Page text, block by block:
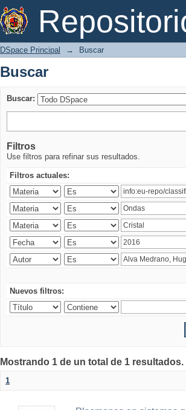
Buscar
DSpace Principal → Buscar
Buscar
Buscar:
Filtros
Use filtros para refinar sus resultados.
Filtros actuales:
Nuevos filtros:
Mostrando 1 de un total de 1 resultados.
1